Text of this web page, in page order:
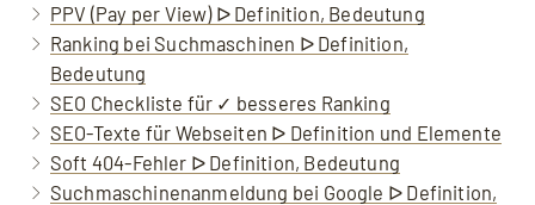
PPV (Pay per View) ᐅ Definition, Bedeutung
Ranking bei Suchmaschinen ᐅ Definition,
Bedeutung
SEO Checkliste für ✓ besseres Ranking
SEO-Texte für Webseiten ᐅ Definition und Elemente
Soft 404-Fehler ᐅ Definition, Bedeutung
Suchmaschinenanmeldung bei Google ᐅ Definition,